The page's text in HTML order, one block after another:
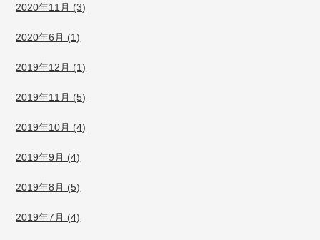
2020年11月 (3)
2020年6月 (1)
2019年12月 (1)
2019年11月 (5)
2019年10月 (4)
2019年9月 (4)
2019年8月 (5)
2019年7月 (4)